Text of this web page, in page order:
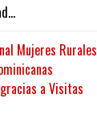
Mujeres Rurales
a Visitas